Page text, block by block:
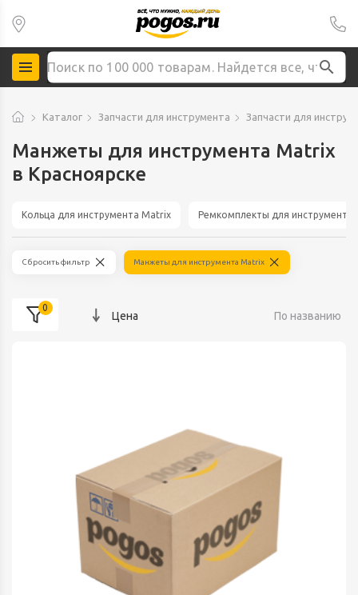
Каталог Запчасти для инструмента Запчасти для
Манжеты для инструмента Matrix
в Красноярске
Кольца для инструмента Matrix Ремкомплекты для инструмента
Сбросить фильтр Манжеты для инструмента Matrix
0
Цена По названию